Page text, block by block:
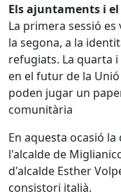
Els ajuntaments i
La primera sessió
la segona, a la
refugiats. La quarta
en el futur de la
poden jugar un
comunitària
En aquesta ocasió
l'alcalde de
d'alcalde Esther
consistori italià.